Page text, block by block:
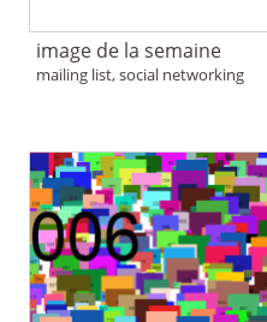
image de la semaine
mailing list, social networking